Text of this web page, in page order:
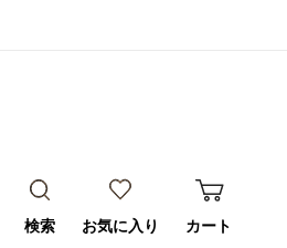
検索 お気に入り カート